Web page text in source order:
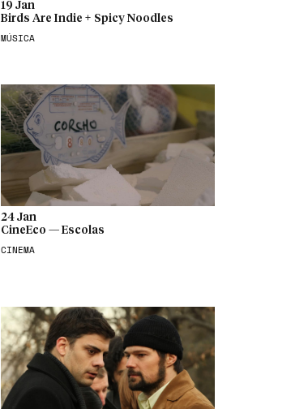
19 Jan
Birds Are Indie + Spicy Noodles
MÚSICA
24 Jan
CineEco — Escolas
CINEMA